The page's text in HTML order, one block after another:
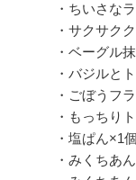
・ちいさな
・サクサク
・ベーグル
・バジルと
・ごぼうフ
・もっちり
・塩ぱん×1個
・みくちあ